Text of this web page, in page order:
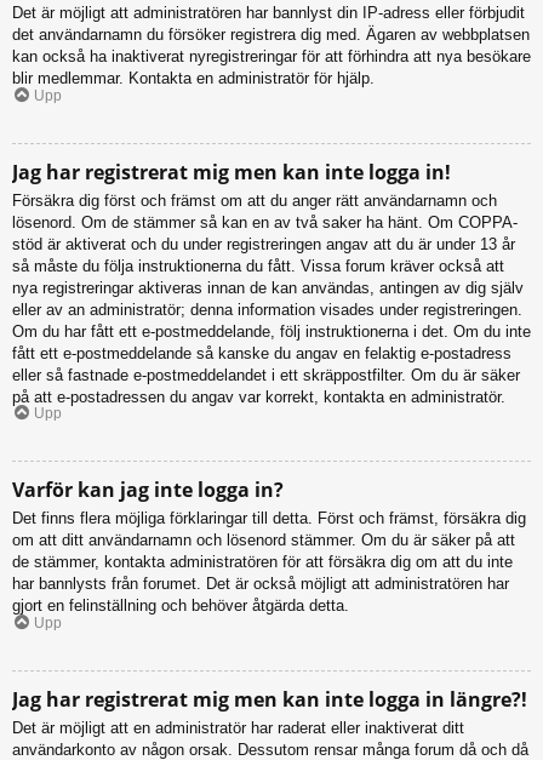
Det är möjligt att administratören har bannlyst din IP-adress eller förbjudit
det användarnamn du försöker registrera dig med. Ägaren av webbplatsen
kan också ha inaktiverat nyregistreringar för att förhindra att nya besökare
blir medlemmar. Kontakta en administratör för hjälp.
Upp
Jag har registrerat mig men kan inte logga in!
Försäkra dig först och främst om att du anger rätt användarnamn och
lösenord. Om de stämmer så kan en av två saker ha hänt. Om COPPA-
stöd är aktiverat och du under registreringen angav att du är under 13 år
så måste du följa instruktionerna du fått. Vissa forum kräver också att
nya registreringar aktiveras innan de kan användas, antingen av dig själv
eller av an administratör; denna information visades under registreringen.
Om du har fått ett e-postmeddelande, följ instruktionerna i det. Om du inte
fått ett e-postmeddelande så kanske du angav en felaktig e-postadress
eller så fastnade e-postmeddelandet i ett skräppostfilter. Om du är säker
på att e-postadressen du angav var korrekt, kontakta en administratör.
Upp
Varför kan jag inte logga in?
Det finns flera möjliga förklaringar till detta. Först och främst, försäkra dig
om att ditt användarnamn och lösenord stämmer. Om du är säker på att
de stämmer, kontakta administratören för att försäkra dig om att du inte
har bannlysts från forumet. Det är också möjligt att administratören har
gjort en felinställning och behöver åtgärda detta.
Upp
Jag har registrerat mig men kan inte logga in längre?!
Det är möjligt att en administratör har raderat eller inaktiverat ditt
användarkonto av någon orsak. Dessutom rensar många forum då och då